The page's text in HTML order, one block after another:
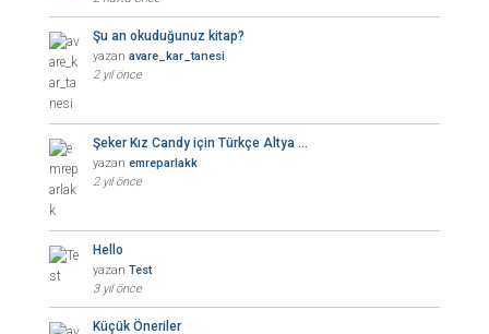
Şu an okuduğunuz kitap?
yazan avare_kar_tanesi
2 yıl önce
Şeker Kız Candy için Türkçe Altya …
yazan emreparlakk
2 yıl önce
Hello
yazan Test
3 yıl önce
Küçük Öneriler